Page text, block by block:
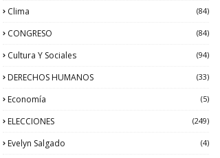
Clima (84)
CONGRESO (84)
Cultura Y Sociales (94)
DERECHOS HUMANOS (33)
Economía (5)
ELECCIONES (249)
Evelyn Salgado (4)